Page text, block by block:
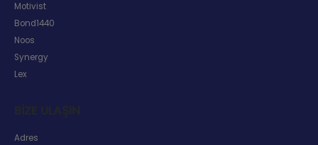
Motivist
Bond1440
Noos
Synergy
Lex
BIZE ULAŞIN
Adres